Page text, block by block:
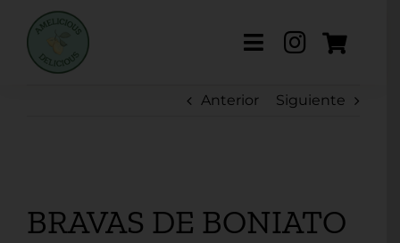
contenido
Toggle
Retiro DAR
Anterior Siguiente
BRAVAS DE BONIATO